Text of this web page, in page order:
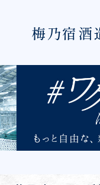
梅乃宿酒